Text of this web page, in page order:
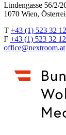
Lindengasse 56/2/
1070 Wien,
T +43 (1) 523 32
F +43 (1) 523 32
office@nextroom.at